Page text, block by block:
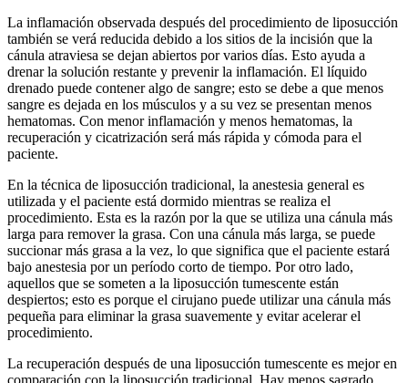
La inflamación observada después del procedimiento de liposucción
también se verá reducida debido a los sitios de la incisión que la
cánula atraviesa se dejan abiertos por varios días. Esto ayuda a
drenar la solución restante y prevenir la inflamación. El líquido
drenado puede contener algo de sangre; esto se debe a que menos
sangre es dejada en los músculos y a su vez se presentan menos
hematomas. Con menor inflamación y menos hematomas, la
recuperación y cicatrización será más rápida y cómoda para el
paciente.
En la técnica de liposucción tradicional, la anestesia general es
utilizada y el paciente está dormido mientras se realiza el
procedimiento. Esta es la razón por la que se utiliza una cánula más
larga para remover la grasa. Con una cánula más larga, se puede
succionar más grasa a la vez, lo que significa que el paciente estará
bajo anestesia por un período corto de tiempo. Por otro lado,
aquellos que se someten a la liposucción tumescente están
despiertos; esto es porque el cirujano puede utilizar una cánula más
pequeña para eliminar la grasa suavemente y evitar acelerar el
procedimiento.
La recuperación después de una liposucción tumescente es mejor en
comparación con la liposucción tradicional. Hay menos sagrado,